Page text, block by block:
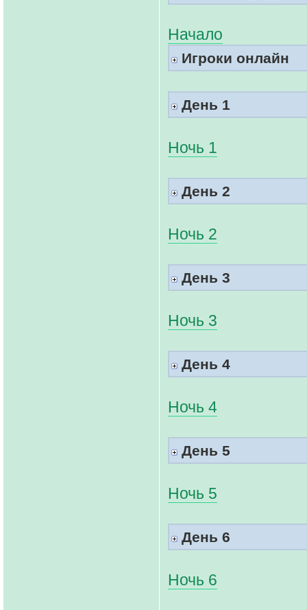
Начало
Игроки онлайн
День 1
Ночь 1
День 2
Ночь 2
День 3
Ночь 3
День 4
Ночь 4
День 5
Ночь 5
День 6
Ночь 6